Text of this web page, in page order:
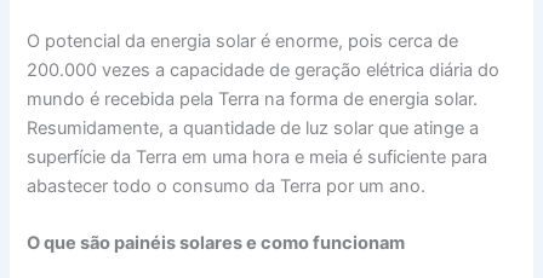
O potencial da energia solar é enorme, pois cerca de
200.000 vezes a capacidade de geração elétrica diária do
mundo é recebida pela Terra na forma de energia solar.
Resumidamente, a quantidade de luz solar que atinge a
superfície da Terra em uma hora e meia é suficiente para
abastecer todo o consumo da Terra por um ano.
O que são painéis solares e como funcionam